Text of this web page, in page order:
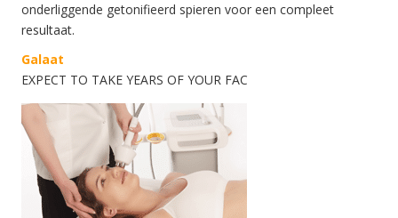
onderliggende getonifieerd spieren voor een compleet
resultaat.
Galaat
EXPECT TO TAKE YEARS OF YOUR FAC